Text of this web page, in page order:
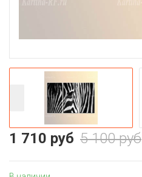
5 100 руб
1 710 руб